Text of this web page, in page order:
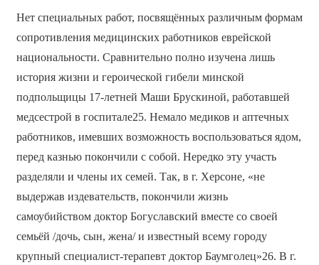
Нет специальных работ, посвящённых различным формам
сопротивления медицинских работников еврейской
национальности. Сравнительно полно изучена лишь
история жизни и героической гибели минской
подпольщицы 17-летней Маши Брускиной, работавшей
медсестрой в госпитале25. Немало медиков и аптечных
работников, имевших возможность воспользоваться ядом,
перед казнью покончили с собой. Нередко эту участь
разделяли и члены их семей. Так, в г. Херсоне, «не
выдержав издевательств, покончили жизнь
самоубийством доктор Богуславский вместе со своей
семьёй /дочь, сын, жена/ и известный всему городу
крупный специалист-терапевт доктор Баумголец»26. В г.